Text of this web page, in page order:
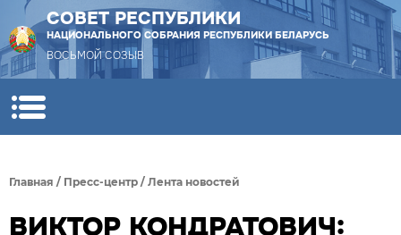
СОВЕТ РЕСПУБЛИКИ
НАЦИОНАЛЬНОГО СОБРАНИЯ РЕСПУБЛИКИ БЕЛАРУСЬ
ВОСЬМОЙ СОЗЫВ
Главная / Пресс-центр / Лента новостей
ВИКТОР КОНДРАТОВИЧ: